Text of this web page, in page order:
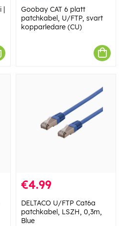
|
Goobay CAT 6 platt
patchkabel, U/FTP, svart
kopparledare (CU)
€4.99
DELTACO U/FTP Cat6a
patchkabel, LSZH, 0,3m,
Blue